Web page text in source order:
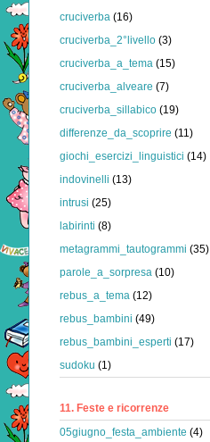
cruciverba (16)
cruciverba_2°livello (3)
cruciverba_a_tema (15)
cruciverba_alveare (7)
cruciverba_sillabico (19)
differenze_da_scoprire (11)
giochi_esercizi_linguistici (14)
indovinelli (13)
intrusi (25)
labirinti (8)
metagrammi_tautogrammi (35)
parole_a_sorpresa (10)
rebus_a_tema (12)
rebus_bambini (49)
rebus_bambini_esperti (17)
sudoku (1)
11. Feste e ricorrenze
05giugno_festa_ambiente (4)